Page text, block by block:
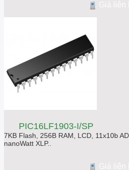
Giá liên
PIC16LF1903-I/SP
7KB Flash, 256B RAM, LCD, 11x10b
nanoWatt XLP..
Giá liên